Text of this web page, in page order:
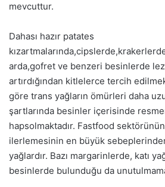
mevcuttur.
Dahası hazır patates
arda,gofret ve benzeri besinlerde
artırdığından kitlelerce tercih
göre trans yağların ömürleri daha
şartlarında besinler içerisinde
hapsolmaktadır. Fastfood
ilerlemesinin en büyük
yağlardır. Bazı margarinlerde, katı
besinlerde bulunduğu da